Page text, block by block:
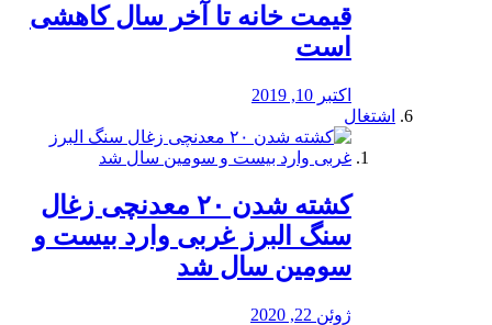
قیمت خانه تا آخر سال کاهشی
است
اکتبر 10, 2019
اشتغال
کشته شدن ۲۰ معدنچی زغال
سنگ البرز غربی وارد بیست و
سومین سال شد
ژوئن 22, 2020